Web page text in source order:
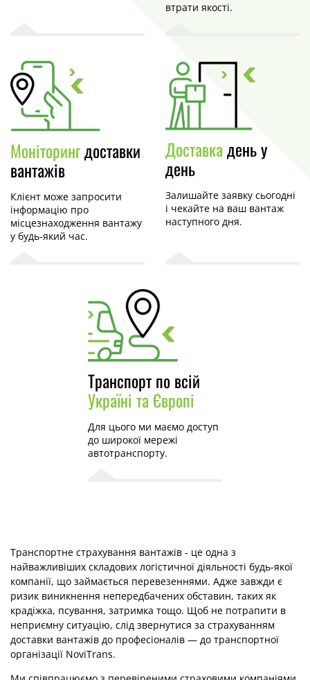
втрати якості.
Моніторингдоставки
вантажів
Клієнт може запросити
інформацію про
місцезнаходження вантажу
у будь-який час.
Доставкадень у
день
Залишайте заявку сьогодні
і чекайте на ваш вантаж
наступного дня.
Транспорт по всій
Україні та Європі
Для цього ми маємо доступ
до широкої мережі
автотранспорту.
Транспортне страхування вантажів - це одна з
найважливіших складових логістичної діяльності будь-якої
компанії, що займається перевезеннями. Адже завжди є
ризик виникнення непередбачених обставин, таких як
крадіжка, псування, затримка тощо. Щоб не потрапити в
неприємну ситуацію, слід звернутися за страхуванням
доставки вантажів до професіоналів — до транспортної
організації NoviTrans.